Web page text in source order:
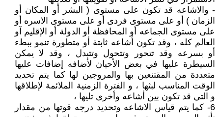
- والاشاعه قد تكون على مستوى ( البشر أو المكان أو
الزمان ) أو على مستوى فردى أو على مستوى الاسره أو
على مستوى الجماعه أو المحافظة أو الدولة أو الإقليم آو
العالم كله ، وقد تكون أشاعه ثابتة أو متطورة تنمو ببطء
أو بسرعه وقد تتحور وتتحول وتتبدل ، وقد لا يمكن
السيطرة عليها في بعض الأحيان لأضافه إضافات عليها
متعددة من المقتنعين بها والمروجين لها كما يتم تحديد
الوقت المناسب لبثها ، و الفترة الزمنية الملائمة لإطلاقها
و التي قد تكون بين أشاعه وأخرى تليها ،
6- كما يتم قياس الاشاعه وتحديد درجه قوتها من مقدار